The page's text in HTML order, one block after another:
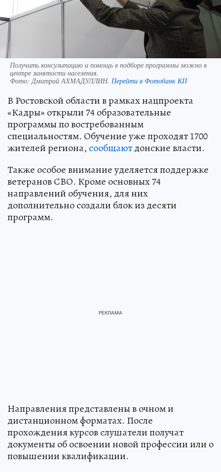
Получить консультацию и помощь в подборе программы можно в
центре занятости населения.
Фото: Дмитрий АХМАДУЛЛИН. Перейти в Фотобанк КП
В Ростовской области в рамках нацпроекта
«Кадры» открыли 74 образовательные
программы по востребованным
специальностям. Обучение уже проходят 1700
жителей региона, сообщаютдонские власти.
Также особое внимание уделяется поддержке
ветеранов СВО. Кроме основных 74
направлений обучения, для них
дополнительно создали блок из десяти
программ.
Направления представлены в очном и
дистанционном форматах. После
прохождения курсов слушатели получат
документы об освоении новой профессии или о
повышении квалификации.